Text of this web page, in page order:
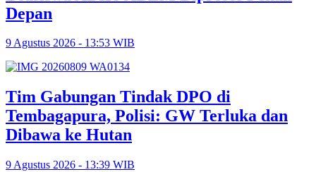
Depan
9 Agustus 2026 - 13:53 WIB
Tim Gabungan Tindak DPO di
Tembagapura, Polisi: GW Terluka dan
Dibawa ke Hutan
9 Agustus 2026 - 13:39 WIB